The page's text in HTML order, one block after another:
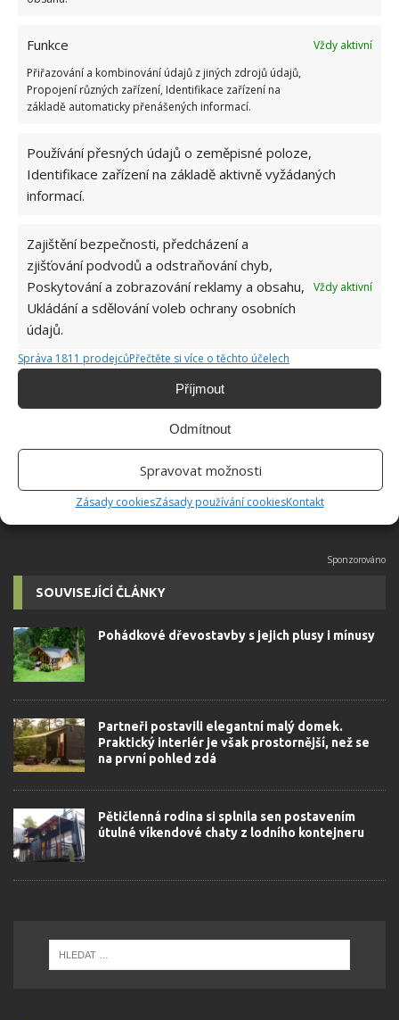
Funkce
Vždy aktivní
Přiřazování a kombinování údajů z jiných zdrojů údajů,
Propojení různých zařízení, Identifikace zařízení na
základě automaticky přenášených informací.
Používání přesných údajů o zeměpisné poloze,
Identifikace zařízení na základě aktivně vyžádaných
informací.
Zajištění bezpečnosti, předcházení a
zjišťování podvodů a odstraňování chyb,
Poskytování a zobrazování reklamy a obsahu,
Ukládání a sdělování voleb ochrany osobních
údajů.
Vždy aktivní
Správa 1811 prodejcůPřečtěte si více o těchto účelech
Příjmout
Odmítnout
Spravovat možnosti
Zásady cookiesZásady používání cookiesKontakt
RODINA RYBNÍK STAVBA
Jiří Kolář
Absolvent České zemědělské
univerzity, který je již od malička
velkým kutilem. V podstatě vše, co je
možné najít v j...[Více o autorovi]
SOUVISEJÍCÍ ČLÁNKY
Pohádkové dřevostavby s jejich plusy i mínusy
Partneři postavili elegantní malý domek.
Praktický interiér je však prostornější, než se
na první pohled zdá
Pětičlenná rodina si splnila sen postavením
útulné víkendové chaty z lodního kontejneru